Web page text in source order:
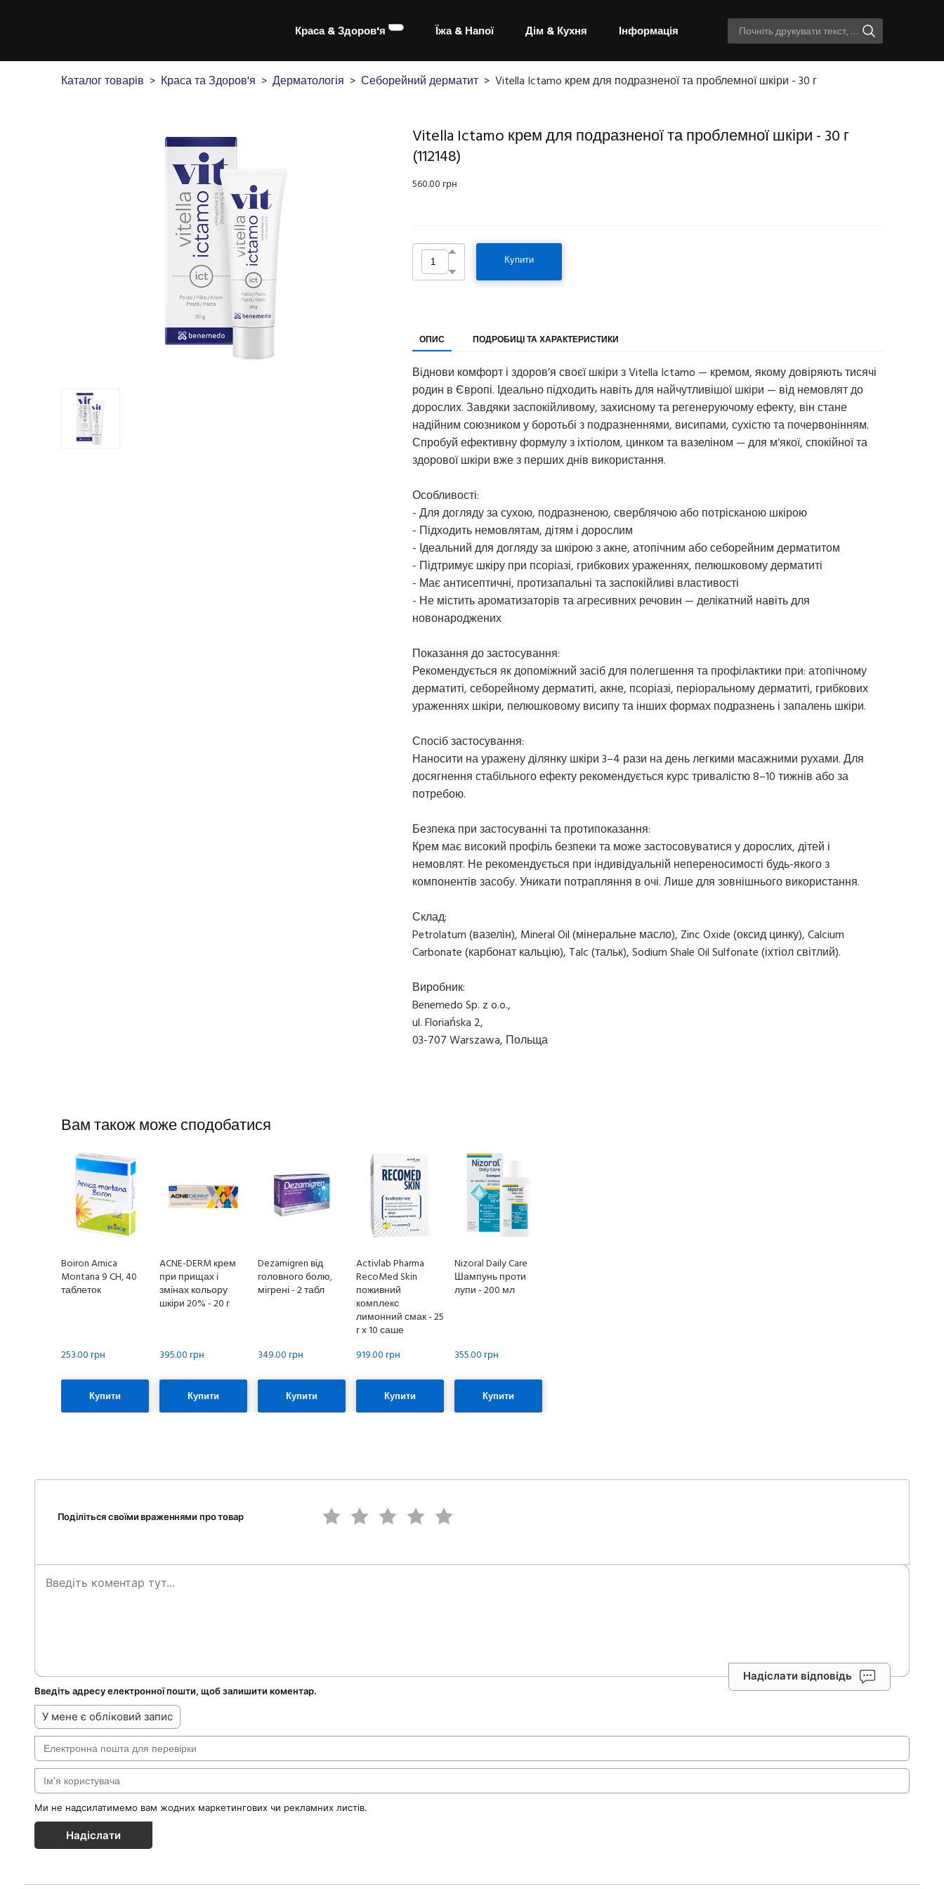
Краса & Здоров'я Їжа & Напої Дім & Кухня Інформація
Каталог товарів Краса та Здоров'я Дерматологія Себорейний дерматит Vitella Ictamo крем для подразненої та проблемної шкіри - 30 г
Vitella Ictamo крем для подразненої та проблемної шкіри - 30 г
(112148)
560.00 грн
Купити
ОПИС ПОДРОБИЦІ ТА ХАРАКТЕРИСТИКИ
Віднови комфорт і здоров’я своєї шкіри з Vitella Ictamo — кремом, якому довіряють тисячі
родин в Європі. Ідеально підходить навіть для найчутливішої шкіри — від немовлят до
дорослих. Завдяки заспокійливому, захисному та регенеруючому ефекту, він стане
надійним союзником у боротьбі з подразненнями, висипами, сухістю та почервонінням.
Спробуй ефективну формулу з іхтіолом, цинком та вазеліном — для м’якої, спокійної та
здорової шкіри вже з перших днів використання.
Особливості:
- Для догляду за сухою, подразненою, сверблячою або потрісканою шкірою
- Підходить немовлятам, дітям і дорослим
- Ідеальний для догляду за шкірою з акне, атопічним або себорейним дерматитом
- Підтримує шкіру при псоріазі, грибкових ураженнях, пелюшковому дерматиті
- Має антисептичні, протизапальні та заспокійливі властивості
- Не містить ароматизаторів та агресивних речовин — делікатний навіть для
новонароджених
Показання до застосування:
Рекомендується як допоміжний засіб для полегшення та профілактики при: атопічному
дерматиті, себорейному дерматиті, акне, псоріазі, періоральному дерматиті, грибкових
ураженнях шкіри, пелюшковому висипу та інших формах подразнень і запалень шкіри.
Спосіб застосування:
Наносити на уражену ділянку шкіри 3–4 рази на день легкими масажними рухами. Для
досягнення стабільного ефекту рекомендується курс тривалістю 8–10 тижнів або за
потребою.
Безпека при застосуванні та протипоказання:
Крем має високий профіль безпеки та може застосовуватися у дорослих, дітей і
немовлят. Не рекомендується при індивідуальній непереносимості будь-якого з
компонентів засобу. Уникати потрапляння в очі. Лише для зовнішнього використання.
Склад:
Petrolatum (вазелін), Mineral Oil (мінеральне масло), Zinc Oxide (оксид цинку), Calcium
Carbonate (карбонат кальцію), Talc (тальк), Sodium Shale Oil Sulfonate (іхтіол світлий).
Виробник:
Benemedo Sp. z o.o.,
ul. Floriańska 2,
03-707 Warszawa, Польща
Вам також може сподобатися
Boiron Arnica
Montana 9 CH, 40
таблеток
253.00 грн
Купити
ACNE-DERM крем
при прищах і
змінах кольору
шкіри 20% - 20 г
395.00 грн
Купити
Dezamigren від
головного болю,
мігрені - 2 табл
349.00 грн
Купити
Activlab Pharma
RecoMed Skin
поживний
комплекс
лимонний смак - 25
г х 10 саше
919.00 грн
Купити
Nizoral Daily Care
Шампунь проти
лупи - 200 мл
355.00 грн
Купити
Поділіться своїми враженнями про товар
Надіслати відповідь
Введіть адресу електронної пошти, щоб залишити коментар.
У мене є обліковий запис
Ми не надсилатимемо вам жодних маркетингових чи рекламних листів.
Надіслати